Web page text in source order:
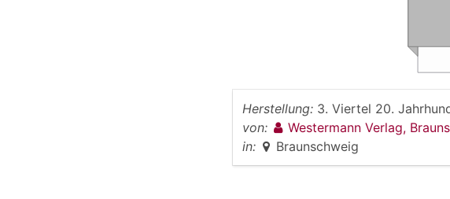
Herstellung: 3. Viertel 20.
von:
Westermann Verlag,
in:
Braunschweig